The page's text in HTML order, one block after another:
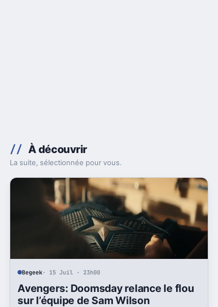
À découvrir
La suite, sélectionnée pour vous.
Begeek· 15 Juil · 23h00
Avengers: Doomsday relance le flou
sur l’équipe de Sam Wilson